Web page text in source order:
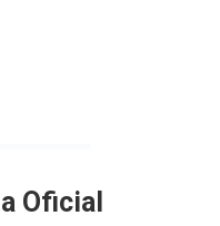
Oficial